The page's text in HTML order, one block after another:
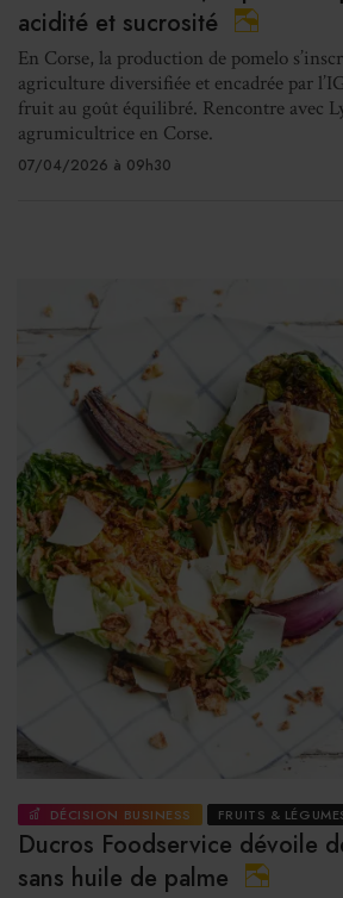
acidité et sucrosité
En Corse, la production de pomelo
agriculture diversifiée et encadrée par
fruit au goût équilibré. Rencontre avec
agrumicultrice en Corse.
07/04/2026 à 09h30
DÉCISION BUSINESS FRUITS &
Ducros Foodservice dévoile
sans huile de palme